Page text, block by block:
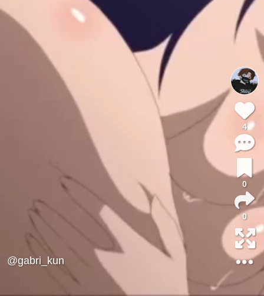
@gabri_kun
4
0
0